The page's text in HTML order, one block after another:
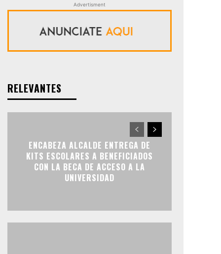
Advertisment
RELEVANTES
ENCABEZA ALCALDE ENTREGA DE
KITS ESCOLARES A BENEFICIADOS
CON LA BECA DE ACCESO A LA
UNIVERSIDAD